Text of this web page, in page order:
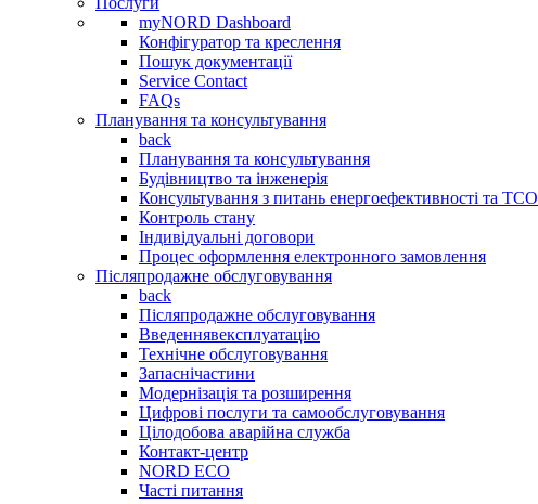
myNORD Dashboard
Конфігуратор та креслення
Пошук документації
Service Contact
FAQs
Планування та консультування
back
Планування та консультування
Будівництво та інженерія
Консультування з питань енергоефективності та TCO
Контроль стану
Індивідуальні договори
Процес оформлення електронного замовлення
Післяпродажне обслуговування
back
Післяпродажне обслуговування
Введеннявексплуатацію
Технічне обслуговування
Запаснічастини
Модернізація та розширення
Цифрові послуги та самообслуговування
Цілодобова аварійна служба
Контакт-центр
NORD ECO
Часті питання